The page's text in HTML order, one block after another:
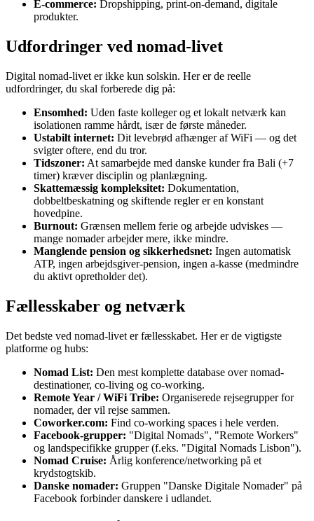
E-commerce: Dropshipping, print-on-demand, digitale
produkter.
Udfordringer ved nomad-livet
Digital nomad-livet er ikke kun solskin. Her er de reelle
udfordringer, du skal forberede dig på:
Ensomhed: Uden faste kolleger og et lokalt netværk kan
isolationen ramme hårdt, især de første måneder.
Ustabilt internet: Dit levebrød afhænger af WiFi — og det
svigter oftere, end du tror.
Tidszoner: At samarbejde med danske kunder fra Bali (+7
timer) kræver disciplin og planlægning.
Skattemæssig kompleksitet: Dokumentation,
dobbeltbeskatning og skiftende regler er en konstant
hovedpine.
Burnout: Grænsen mellem ferie og arbejde udviskes —
mange nomader arbejder mere, ikke mindre.
Manglende pension og sikkerhedsnet: Ingen automatisk
ATP, ingen arbejdsgiver-pension, ingen a-kasse (medmindre
du aktivt opretholder det).
Fællesskaber og netværk
Det bedste ved nomad-livet er fællesskabet. Her er de vigtigste
platforme og hubs:
Nomad List: Den mest komplette database over nomad-
destinationer, co-living og co-working.
Remote Year / WiFi Tribe: Organiserede rejsegrupper for
nomader, der vil rejse sammen.
Coworker.com: Find co-working spaces i hele verden.
Facebook-grupper: "Digital Nomads", "Remote Workers"
og landspecifikke grupper (f.eks. "Digital Nomads Lisbon").
Nomad Cruise: Årlig konference/networking på et
krydstogtskib.
Danske nomader: Gruppen "Danske Digitale Nomader" på
Facebook forbinder danskere i udlandet.